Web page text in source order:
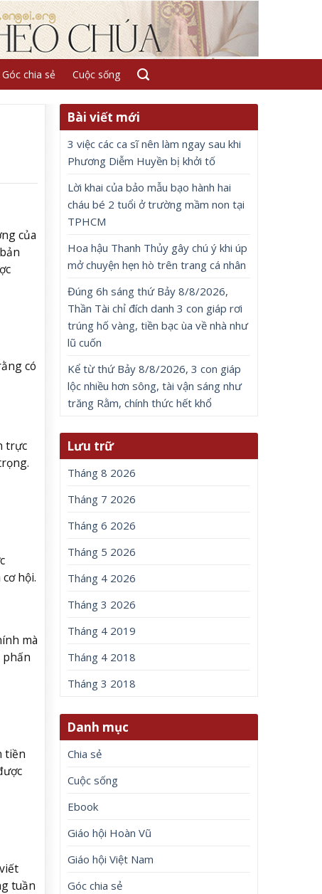
Góc chia sẻ Cuộc sống
của
có
trực
hội.
mà
phấn
tiền
tuần
Bài viết mới
3 việc các ca sĩ nên làm ngay sau khi
Phương Diễm Huyền bị khởi tố
Lời khai của bảo mẫu bạo hành hai
cháu bé 2 tuổi ở trường mầm non tại
TPHCM
Hoa hậu Thanh Thủy gây chú ý khi úp
mở chuyện hẹn hò trên trang cá nhân
Đúng 6h sáng thứ Bảy 8/8/2026,
Thần Tài chỉ đích danh 3 con giáp rơi
trúng hố vàng, tiền bạc ùa về nhà như
lũ cuốn
Kể từ thứ Bảy 8/8/2026, 3 con giáp
lộc nhiều hơn sông, tài vận sáng như
trăng Rằm, chính thức hết khổ
Lưu trữ
Tháng 8 2026
Tháng 7 2026
Tháng 6 2026
Tháng 5 2026
Tháng 4 2026
Tháng 3 2026
Tháng 4 2019
Tháng 4 2018
Tháng 3 2018
Danh mục
Chia sẻ
Cuộc sống
Ebook
Giáo hội Hoàn Vũ
Giáo hội Việt Nam
Góc chia sẻ